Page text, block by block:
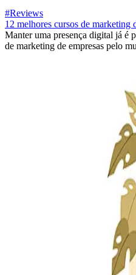
#Reviews
12 melhores cursos de marketing
Manter uma presença digital já é
de marketing de empresas pelo